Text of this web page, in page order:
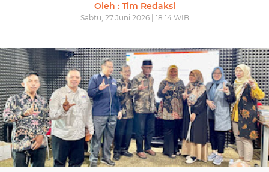
Oleh : Tim Redaksi
Sabtu, 27 Juni 2026 | 18:14 WIB